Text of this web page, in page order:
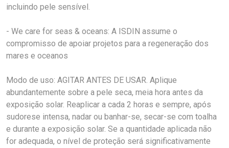
incluindo pele sensível.
- We care for seas & oceans: A ISDIN assume o
compromisso de apoiar projetos para a regeneração dos
mares e oceanos
Modo de uso: AGITAR ANTES DE USAR. Aplique
abundantemente sobre a pele seca, meia hora antes da
exposição solar. Reaplicar a cada 2 horas e sempre, após
sudorese intensa, nadar ou banhar-se, secar-se com toalha
e durante a exposição solar. Se a quantidade aplicada não
for adequada, o nível de proteção será significativamente